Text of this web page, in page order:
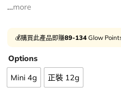
...more
💰購買此產品即賺89-134Glow
Options
Mini 4g 正裝 12g